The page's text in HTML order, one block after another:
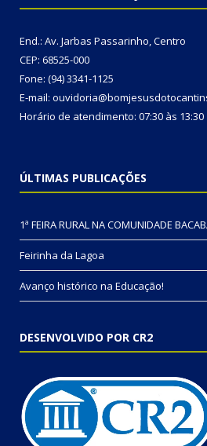
End.: Av. Jarbas Passarinho, Centro
CEP: 68525-000
Fone: (94) 3341-1125
E-mail:
Horário de atendimento: 07:30 às 13:30
ÚLTIMAS PUBLICAÇÕES
1ª FEIRA RURAL NA COMUNIDADE
Feirinha da Lagoa
Avanço histórico na Educação!
DESENVOLVIDO POR CR2